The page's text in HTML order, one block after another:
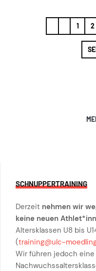
1 2
SCHNUPPERTRAINING
Derzeit nehmen wir
keine neuen
Altersklassen U8 bis
(training@ulc-
Wir führen jedoch eine